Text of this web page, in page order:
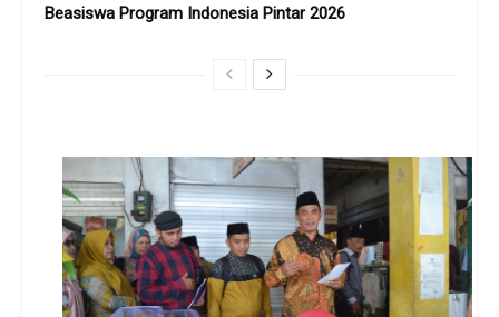
Beasiswa Program Indonesia Pintar 2026